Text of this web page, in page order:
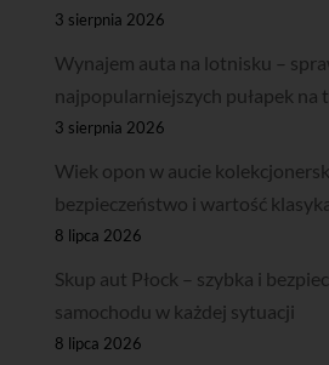
3 sierpnia 2026
Wynajem auta na lotnisku –
najpopularniejszych pułapek na
3 sierpnia 2026
Wiek opon w aucie
bezpieczeństwo i wartość
8 lipca 2026
Skup aut Płock – szybka i
samochodu w każdej sytuacji
8 lipca 2026